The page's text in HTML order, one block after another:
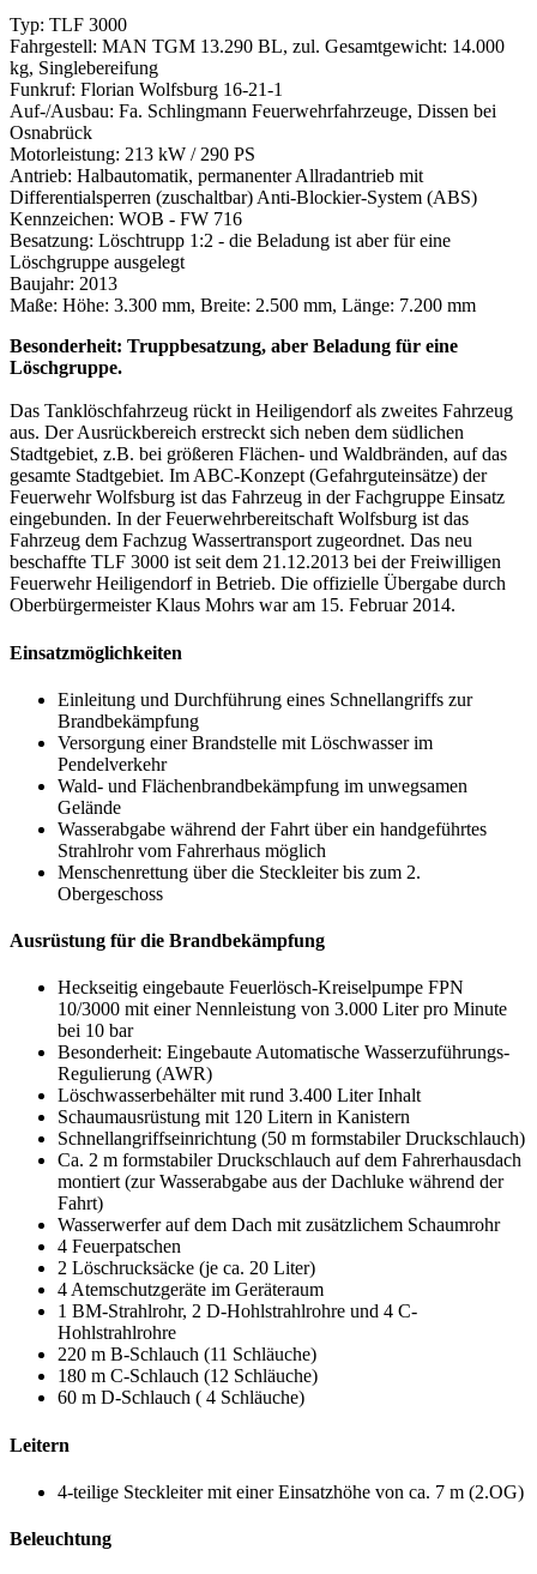
Typ: TLF 3000
Fahrgestell: MAN TGM 13.290 BL, zul. Gesamtgewicht: 14.000
kg, Singlebereifung
Funkruf: Florian Wolfsburg 16-21-1
Auf-/Ausbau: Fa. Schlingmann Feuerwehrfahrzeuge, Dissen bei
Osnabrück
Motorleistung: 213 kW / 290 PS
Antrieb: Halbautomatik, permanenter Allradantrieb mit
Differentialsperren (zuschaltbar) Anti-Blockier-System (ABS)
Kennzeichen: WOB - FW 716
Besatzung: Löschtrupp 1:2 - die Beladung ist aber für eine
Löschgruppe ausgelegt
Baujahr: 2013
Maße: Höhe: 3.300 mm, Breite: 2.500 mm, Länge: 7.200 mm
Besonderheit: Truppbesatzung, aber Beladung für eine
Löschgruppe.
Das Tanklöschfahrzeug rückt in Heiligendorf als zweites Fahrzeug
aus. Der Ausrückbereich erstreckt sich neben dem südlichen
Stadtgebiet, z.B. bei größeren Flächen- und Waldbränden, auf das
gesamte Stadtgebiet. Im ABC-Konzept (Gefahrguteinsätze) der
Feuerwehr Wolfsburg ist das Fahrzeug in der Fachgruppe Einsatz
eingebunden. In der Feuerwehrbereitschaft Wolfsburg ist das
Fahrzeug dem Fachzug Wassertransport zugeordnet. Das neu
beschaffte TLF 3000 ist seit dem 21.12.2013 bei der Freiwilligen
Feuerwehr Heiligendorf in Betrieb. Die offizielle Übergabe durch
Oberbürgermeister Klaus Mohrs war am 15. Februar 2014.
Einsatzmöglichkeiten
Einleitung und Durchführung eines Schnellangriffs zur
Brandbekämpfung
Versorgung einer Brandstelle mit Löschwasser im
Pendelverkehr
Wald- und Flächenbrandbekämpfung im unwegsamen
Gelände
Wasserabgabe während der Fahrt über ein handgeführtes
Strahlrohr vom Fahrerhaus möglich
Menschenrettung über die Steckleiter bis zum 2.
Obergeschoss
Ausrüstung für die Brandbekämpfung
Heckseitig eingebaute Feuerlösch-Kreiselpumpe FPN
10/3000 mit einer Nennleistung von 3.000 Liter pro Minute
bei 10 bar
Besonderheit: Eingebaute Automatische Wasserzuführungs-
Regulierung (AWR)
Löschwasserbehälter mit rund 3.400 Liter Inhalt
Schaumausrüstung mit 120 Litern in Kanistern
Schnellangriffseinrichtung (50 m formstabiler Druckschlauch)
Ca. 2 m formstabiler Druckschlauch auf dem Fahrerhausdach
montiert (zur Wasserabgabe aus der Dachluke während der
Fahrt)
Wasserwerfer auf dem Dach mit zusätzlichem Schaumrohr
4 Feuerpatschen
2 Löschrucksäcke (je ca. 20 Liter)
4 Atemschutzgeräte im Geräteraum
1 BM-Strahlrohr, 2 D-Hohlstrahlrohre und 4 C-
Hohlstrahlrohre
220 m B-Schlauch (11 Schläuche)
180 m C-Schlauch (12 Schläuche)
60 m D-Schlauch ( 4 Schläuche)
Leitern
4-teilige Steckleiter mit einer Einsatzhöhe von ca. 7 m (2.OG)
Beleuchtung